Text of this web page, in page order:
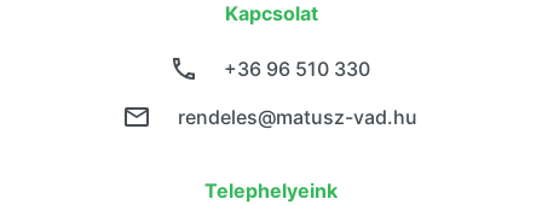
Kapcsolat
+36 96 510 330
rendeles@matusz-vad.hu
Telephelyeink